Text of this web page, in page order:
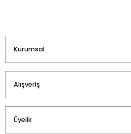
Kurumsal
Alışveriş
Üyelik